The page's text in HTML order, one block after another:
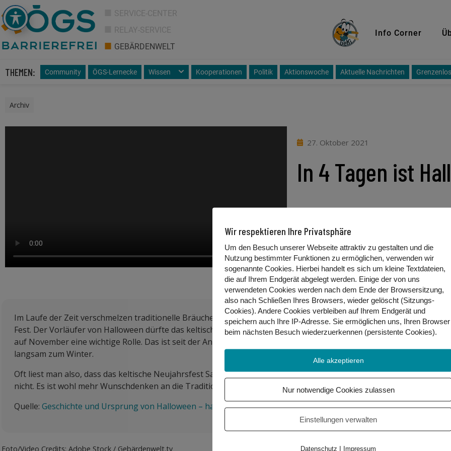
SERVICE-CENTER
RELAY-SERVICE
GEBÄRDENWELT
GeKi Info Corner
THEMEN: Community ÖGS-Lernecke Wissen Kooperationen Politik Aktionswoche Aktuelle Nachrichten
Archiv
27. Oktober 2021
In 4 Tagen ist
Im Laufe der Zeit verschmelzen traditionelle Bräuche und religiöse Vorstellungen zu einem neuen Brauchtum. So
Fest. Der Vorläufer von Halloween dürfte das keltische Samhain-Fest sein. In nordeuropäischen Kulturen spielt
auf November eine wichtige Rolle. Das ist seit der Antike so. In diesen Tagen verabschiedet sich der Sommer
langsam zum Winter.
Oft liest man also, dass das keltische Neujahrsfest Samhain als Ursprung von Halloween gilt. Aber so einfach ist
nicht. Es ist wohl mehr Wunschdenken an die Tradition eines Mythos, als nachgewiesene Realität.
Quelle: Geschichte und Ursprung von Halloween – halloween.de
Foto/Video Credits: Adobe Stock / Gebärdenwelt.tv
Wir respektieren Ihre Privatsphäre
Um den Besuch unserer Webseite attraktiv zu gestalten und die
Nutzung bestimmter Funktionen zu ermöglichen, verwenden wir
sogenannte Cookies. Hierbei handelt es sich um kleine Textdateien,
die auf Ihrem Endgerät abgelegt werden. Einige der von uns
verwendeten Cookies werden nach dem Ende der Browsersitzung,
also nach Schließen Ihres Browsers, wieder gelöscht (Sitzungs-
Cookies). Andere Cookies verbleiben auf Ihrem Endgerät und
speichern auch Ihre IP-Adresse. Sie ermöglichen uns, Ihren Browser
beim nächsten Besuch wiederzuerkennen (persistente Cookies).
Alle akzeptieren
Nur notwendige Cookies zulassen
Einstellungen verwalten
Datenschutz | Impressum